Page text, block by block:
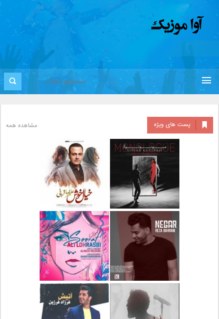
پست های ویژه مشاهده همه
دانلود آلبوم جدید سیروان
خسروی بنام مونولوگ
دانلود آهنگ جدید علیرضا
قربانی بنام خیال خوش
دانلود آهنگ جدید رضا
بهرام بنام نگار
دانلود آهنگ جدید علی
لهراسبی بنام صورت